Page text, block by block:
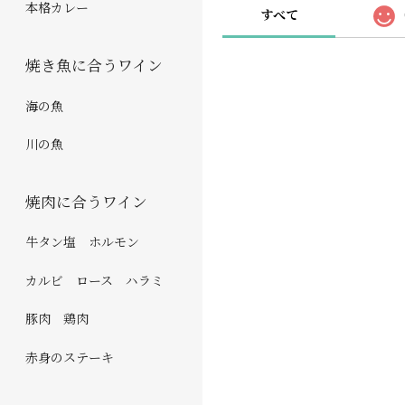
本格カレー
焼き魚に合うワイン
海の魚
川の魚
焼肉に合うワイン
牛タン塩 ホルモン
カルビ ロース ハラミ
豚肉 鶏肉
赤身のステーキ
すべて